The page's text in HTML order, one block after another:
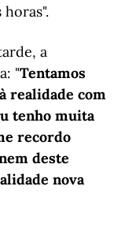
a
"Tentamos
realidade com
tenho muita
recordo
deste
nova